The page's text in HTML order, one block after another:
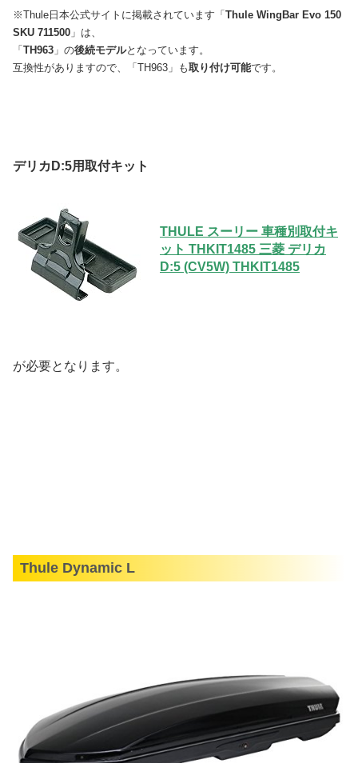
※Thule日本公式サイトに掲載されています「 Thule WingBar Evo 150
SKU 711500 」は、
「 TH963 」の後続モデルとなっています。
互換性がありますので、「TH963」も取り付け可能です。
デリカD:5用取付キット
THULE スーリー 車種別取付キ
ット THKIT1485 三菱 デリカ
D:5 (CV5W) THKIT1485
が必要となります。
Thule Dynamic L